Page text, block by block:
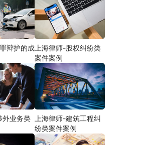
辩护的成 上海律师-股权纠纷类
案件案例
外业务类
上海律师-建筑工程纠
纷类案件案例